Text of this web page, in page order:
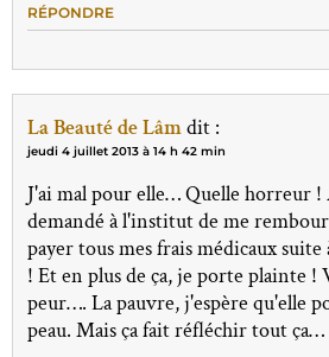
RÉPONDRE
La Beauté de Lâmdit :
jeudi 4 juillet 2013 à 14 h 42 min
J'ai mal pour elle… Quelle horreur !
demandé à l'institut de me
payer tous mes frais médicaux
! Et en plus de ça, je porte plainte !
peur…. La pauvre, j'espère qu'elle
peau. Mais ça fait réfléchir tout ça…